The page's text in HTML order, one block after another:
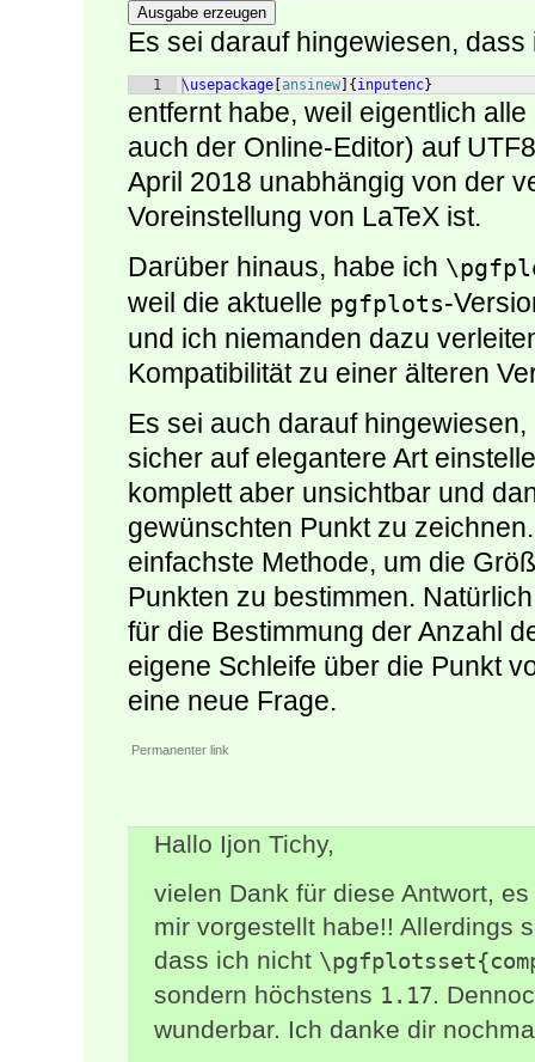
Ausgabe erzeugen
Es sei darauf hingewiesen, dass
1 \usepackage ansinew { inputenc}
entfernt habe, weil eigentlich
auch der Online-Editor) auf
April 2018 unabhängig von der
Voreinstellung von LaTeX ist.
Darüber hinaus, habe ich
weil die aktuelle pgfplots-
und ich niemanden dazu
Kompatibilität zu einer älteren
Es sei auch darauf
sicher auf elegantere Art
komplett aber unsichtbar und
gewünschten Punkt zu
einfachste Methode, um die
Punkten zu bestimmen.
für die Bestimmung der Anzahl
eigene Schleife über die Punkt
eine neue Frage.
Permanenter link
Hallo Ijon Tichy,
vielen Dank für diese Antwort,
mir vorgestellt habe!! Allerdings
dass ich nicht
sondern höchstens 1.17.
wunderbar. Ich danke dir